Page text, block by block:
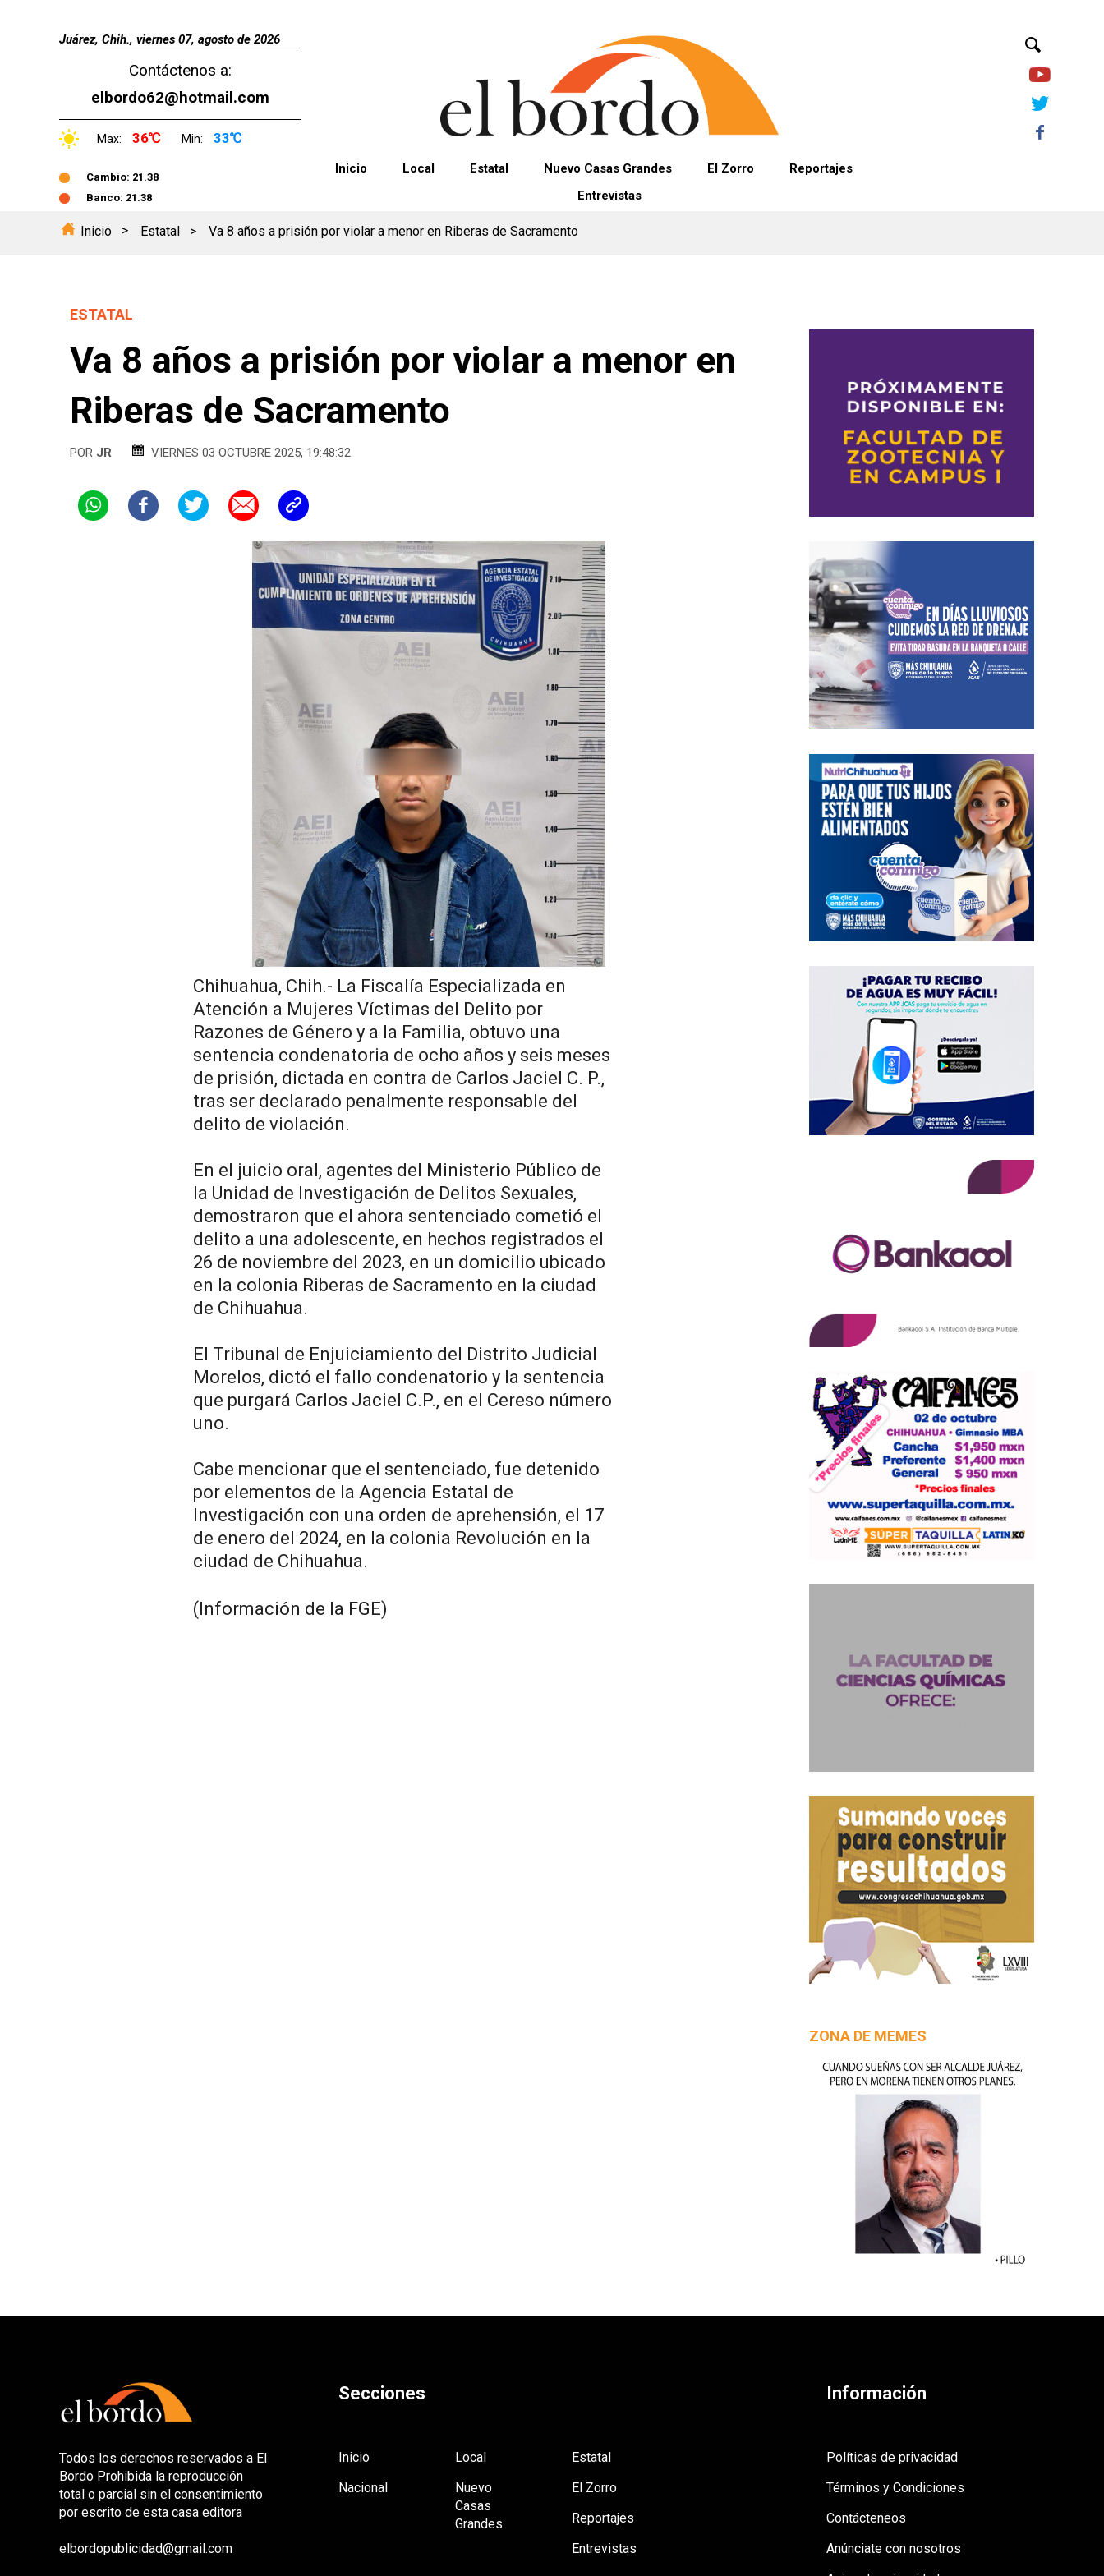
Juárez, Chih., viernes 07, agosto de 2026
Contáctenos a:
elbordo62@hotmail.com
Max: 36℃ Min: 33℃
Cambio: 21.38
Banco: 21.38
Inicio Local Estatal Nuevo Casas Grandes El Zorro
Reportajes
Entrevistas
Inicio Estatal Va 8 años a prisión por violar a menor en Riberas de Sacramento
ESTATAL
Va 8 años a prisión por violar a menor en
Riberas de Sacramento
POR JR VIERNES 03 OCTUBRE 2025, 19:48:32
Chihuahua, Chih.- La Fiscalía Especializada en
Atención a Mujeres Víctimas del Delito por
Razones de Género y a la Familia, obtuvo una
sentencia condenatoria de ocho años y seis meses
de prisión, dictada en contra de Carlos Jaciel C. P.,
tras ser declarado penalmente responsable del
delito de violación.
En el juicio oral, agentes del Ministerio Público de
la Unidad de Investigación de Delitos Sexuales,
demostraron que el ahora sentenciado cometió el
delito a una adolescente, en hechos registrados el
26 de noviembre del 2023, en un domicilio ubicado
en la colonia Riberas de Sacramento en la ciudad
de Chihuahua.
El Tribunal de Enjuiciamiento del Distrito Judicial
Morelos, dictó el fallo condenatorio y la sentencia
que purgará Carlos Jaciel C.P., en el Cereso número
uno.
Cabe mencionar que el sentenciado, fue detenido
por elementos de la Agencia Estatal de
Investigación con una orden de aprehensión, el 17
de enero del 2024, en la colonia Revolución en la
ciudad de Chihuahua.
(Información de la FGE)
ZONA DE MEMES
Todos los derechos reservados a El
Bordo Prohibida la reproducción
total o parcial sin el consentimiento
por escrito de esta casa editora
elbordopublicidad@gmail.com
Secciones
Inicio Local
Estatal
Nacional
Nuevo
Casas
Grandes
El Zorro
Reportajes
Entrevistas
Información
Políticas de privacidad
Términos y Condiciones
Contácteneos
Anúnciate con nosotros